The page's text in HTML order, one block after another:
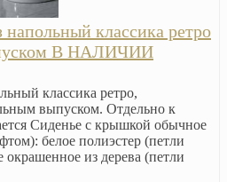
напольный классика ретро
В НАЛИЧИИ
классика ретро,
выпуском. Отдельно к
Сиденье с крышкой обычное
белое полиэстер (петли
окрашенное из дерева (петли